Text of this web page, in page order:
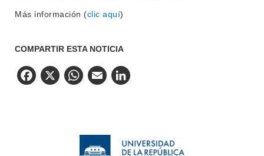
Más información (clic aquí)
COMPARTIR ESTA NOTICIA
Facebook
X WhatsApp
Email